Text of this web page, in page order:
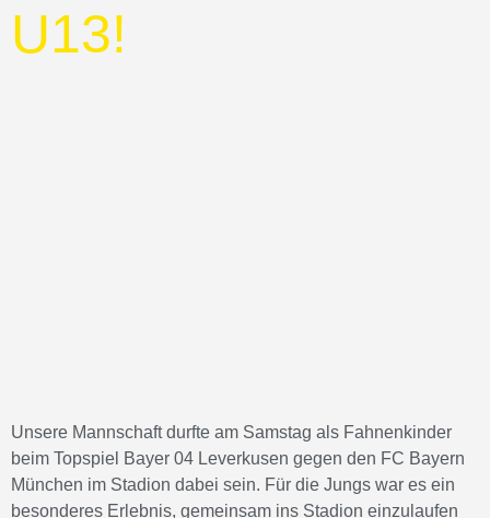
U13!
Unsere Mannschaft durfte am Samstag als Fahnenkinder
beim Topspiel Bayer 04 Leverkusen gegen den FC Bayern
München im Stadion dabei sein. Für die Jungs war es ein
besonderes Erlebnis, gemeinsam ins Stadion einzulaufen